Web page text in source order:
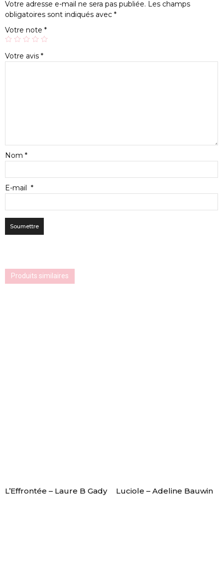
Votre adresse e-mail ne sera pas publiée. Les champs
obligatoires sont indiqués avec *
Votre note *
Votre avis *
Nom *
E-mail *
Produits similaires
L’Effrontée – Laure B Gady Luciole – Adeline Bauwin